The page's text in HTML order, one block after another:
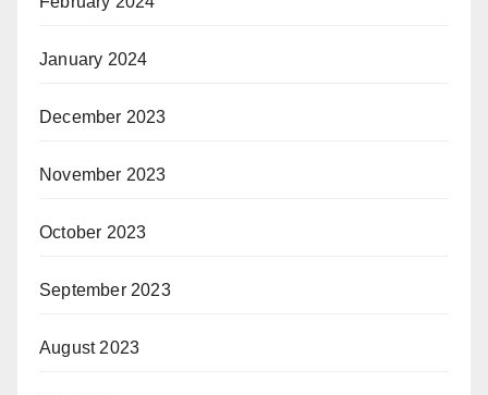
January 2024
December 2023
November 2023
October 2023
September 2023
August 2023